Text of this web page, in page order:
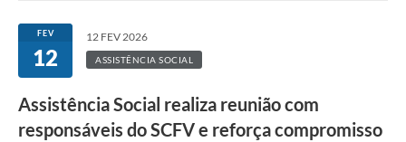
FEV
12
12 FEV 2026
ASSISTÊNCIA SOCIAL
Assistência Social realiza reunião com
responsáveis do SCFV e reforça compromisso